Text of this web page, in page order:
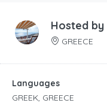
Hosted by
GREECE
Languages
GREEK, GREECE